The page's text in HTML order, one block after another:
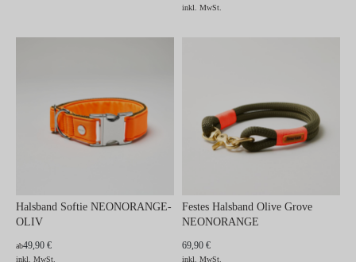
inkl. MwSt.
Halsband Softie NEONORANGE-
OLIV
ab49,90 €
inkl. MwSt.
Festes Halsband Olive Grove
NEONORANGE
69,90 €
inkl. MwSt.